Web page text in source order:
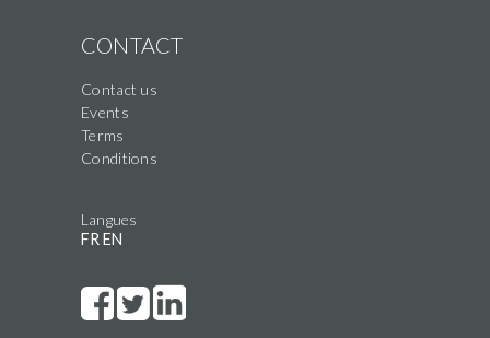
CONTACT
Contact us
Events
Terms
Conditions
Langues
FR EN